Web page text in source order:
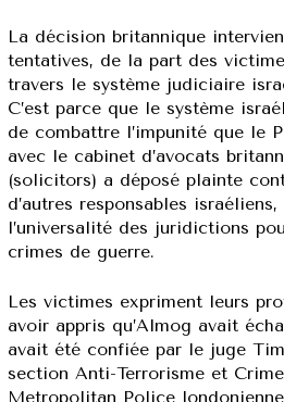
La décision britannique
tentatives, de la part des
travers le système judiciaire
C’est parce que le système
de combattre l’impunité que le
avec le cabinet d’avocats
(solicitors) a déposé plainte
d’autres responsables
l’universalité des juridictions
crimes de guerre.
Les victimes expriment leurs
avoir appris qu’Almog avait
avait été confiée par le juge
section Anti-Terrorisme et
Metropolitan Police